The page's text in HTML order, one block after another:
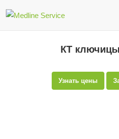
КТ
Узнать цены